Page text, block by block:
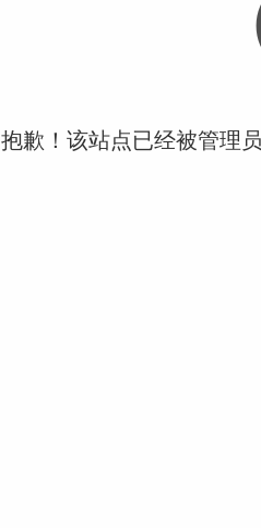
抱歉！该站点已经被管理